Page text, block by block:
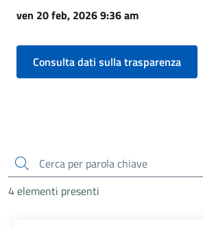
ven 20 feb, 2026 9:36 am
Consulta dati sulla trasparenza
cerca
4 elementi presenti